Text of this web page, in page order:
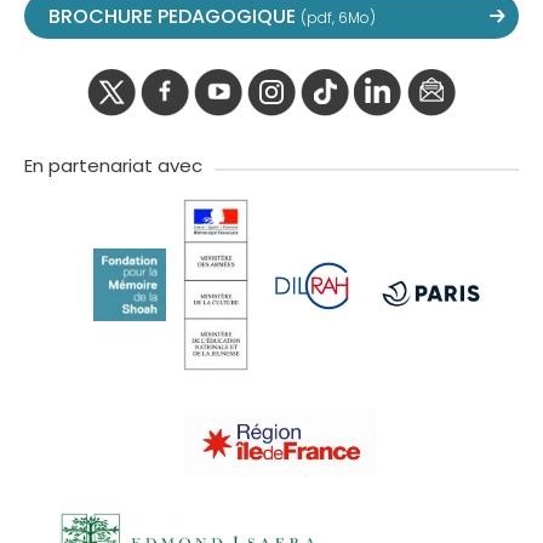
BROCHURE PEDAGOGIQUE (pdf, 6Mo)
En partenariat avec